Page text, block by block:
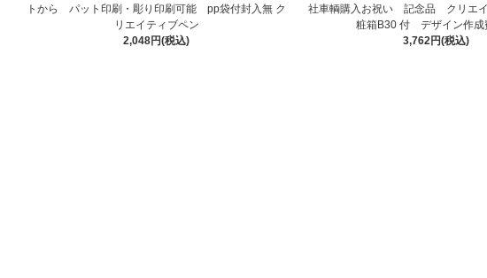
トから パット印刷・彫り印刷可能 pp袋付封入無 ク
リエイティブペン
2,048円(税込)
社車輌購入お祝い 記念品 クリエ
粧箱B30 付 デザイン作成
3,762円(税込)